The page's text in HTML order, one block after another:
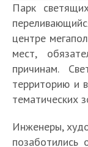
Парк
центре
мест,
причинам.
территорию и
тематических
Инженеры,
позаботились